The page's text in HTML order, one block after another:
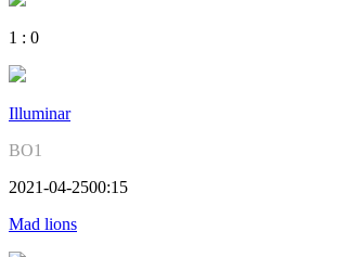
1 : 0
Illuminar
BO1
2021-04-2500:15
Mad lions